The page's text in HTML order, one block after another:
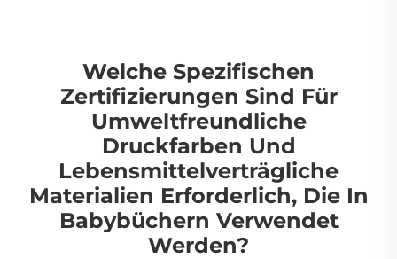
Welche Spezifischen
Zertifizierungen Sind Für
Umweltfreundliche
Druckfarben Und
Lebensmittelverträgliche
Materialien Erforderlich, Die In
Babybüchern Verwendet
Werden?